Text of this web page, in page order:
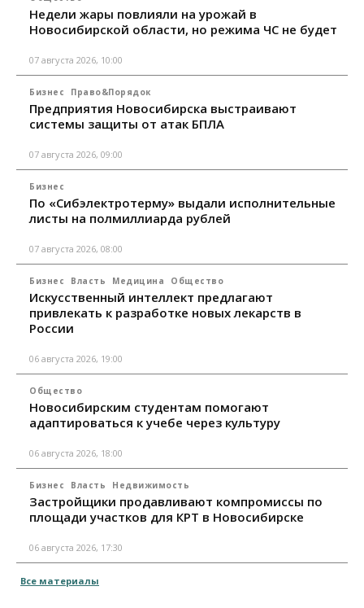
Недели жары повлияли на урожай в
Новосибирской области, но режима ЧС не будет
07 августа 2026, 10:00
Бизнес Право&Порядок
Предприятия Новосибирска выстраивают
системы защиты от атак БПЛА
07 августа 2026, 09:00
Бизнес
По «Сибэлектротерму» выдали исполнительные
листы на полмиллиарда рублей
07 августа 2026, 08:00
Бизнес Власть Медицина Общество
Искусственный интеллект предлагают
привлекать к разработке новых лекарств в
России
06 августа 2026, 19:00
Общество
Новосибирским студентам помогают
адаптироваться к учебе через культуру
06 августа 2026, 18:00
Бизнес Власть Недвижимость
Застройщики продавливают компромиссы по
площади участков для КРТ в Новосибирске
06 августа 2026, 17:30
Все материалы